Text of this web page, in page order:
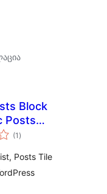
Block
Posts
List,
(1 საერთო
რეიტინგი
)
Posts Tile